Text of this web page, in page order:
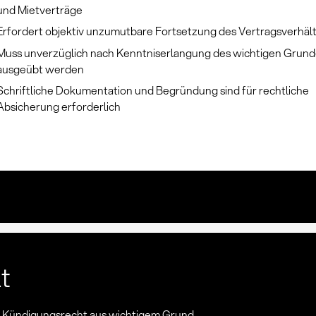
Mietverträge
objektiv unzumutbare Fortsetzung des
unverzüglich nach Kenntniserlangung des wichtigen
werden
Dokumentation und Begründung sind für rechtliche
erforderlich